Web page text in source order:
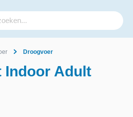
Droogvoer
Indoor Adult